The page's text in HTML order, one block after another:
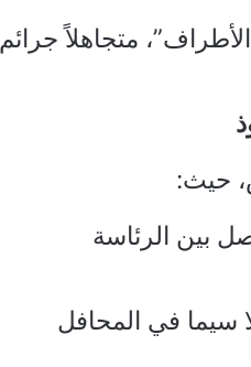
الأطراف”، متجاهلاً جرائم
حيث:
بين الرئاسة
سيما في المحافل